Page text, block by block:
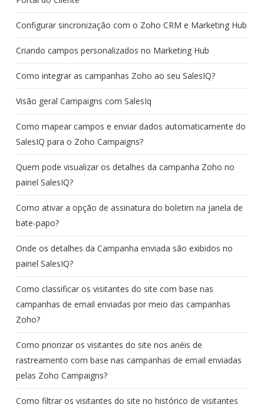
Configurar sincronização com o Zoho CRM e Marketing Hub
Criando campos personalizados no Marketing Hub
Como integrar as campanhas Zoho ao seu SalesIQ?
Visão geral Campaigns com SalesIq
Como mapear campos e enviar dados automaticamente do
SalesIQ para o Zoho Campaigns?
Quem pode visualizar os detalhes da campanha Zoho no
painel SalesIQ?
Como ativar a opção de assinatura do boletim na janela de
bate-papo?
Onde os detalhes da Campanha enviada são exibidos no
painel SalesIQ?
Como classificar os visitantes do site com base nas
campanhas de email enviadas por meio das campanhas
Zoho?
Como priorizar os visitantes do site nos anéis de
rastreamento com base nas campanhas de email enviadas
pelas Zoho Campaigns?
Como filtrar os visitantes do site no histórico de visitantes